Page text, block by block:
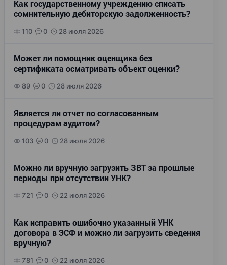
Как государственному учреждению списать
сомнительную дебиторскую задолженность?
110 0 28 июля 2026
Может ли помощник оценщика без
сертификата осматривать объект оценки?
89 0 28 июля 2026
Является ли отчет по согласованным
процедурам аудитом?
103 0 28 июля 2026
Можно ли вручную загрузить ЗВТ за прошлые
периоды при отсутствии УНК?
721 0 22 июля 2026
Как исправить ошибочно указанный УНК
договора в ЭСФ и можно ли загрузить сведения
вручную?
781 0 22 июля 2026